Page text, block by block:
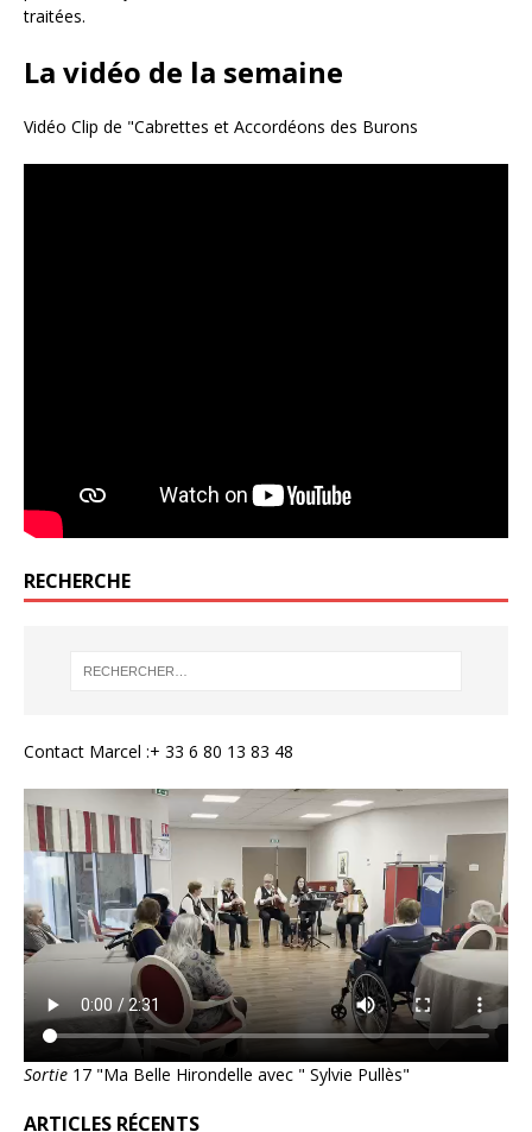
traitées.
La vidéo de la semaine
Vidéo Clip de "Cabrettes et Accordéons des Burons
RECHERCHE
Contact Marcel :+ 33 6 80 13 83 48
Sortie 17 "Ma Belle Hirondelle avec " Sylvie Pullès"
ARTICLES RÉCENTS